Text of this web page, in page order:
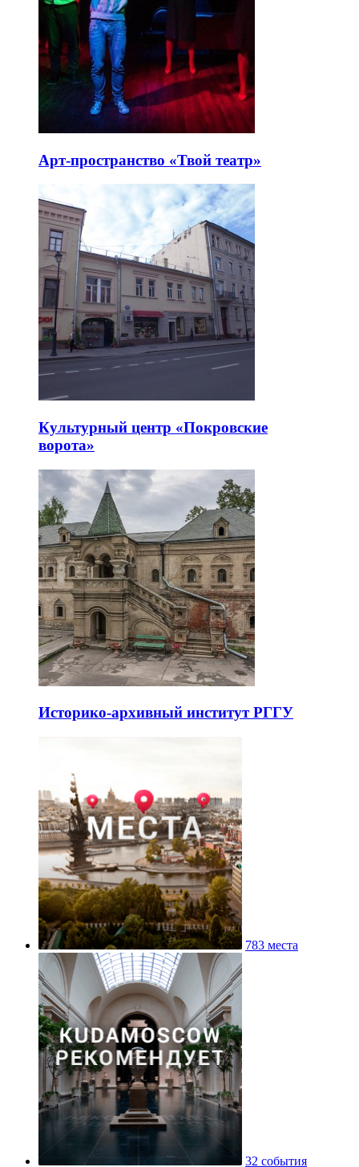
Арт-пространство «Твой театр»
Культурный центр «Покровские
ворота»
Историко-архивный институт РГГУ
783 места
32 события